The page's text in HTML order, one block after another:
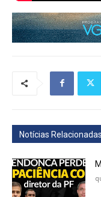
Notícias Relacionadas